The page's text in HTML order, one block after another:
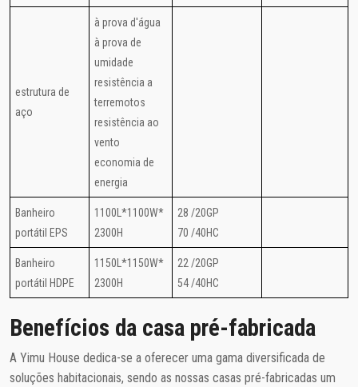
estrutura de
aço
à prova d'água
à prova de
umidade
resistência a
terremotos
resistência ao
vento
economia de
energia
Banheiro
portátil EPS
1100L*1100W*
2300H
28 /20GP
70 /40HC
Banheiro
portátil HDPE
1150L*1150W*
2300H
22 /20GP
54 /40HC
Benefícios da casa pré-fabricada
A Yimu House dedica-se a oferecer uma gama diversificada de
soluções habitacionais, sendo as nossas casas pré-fabricadas um